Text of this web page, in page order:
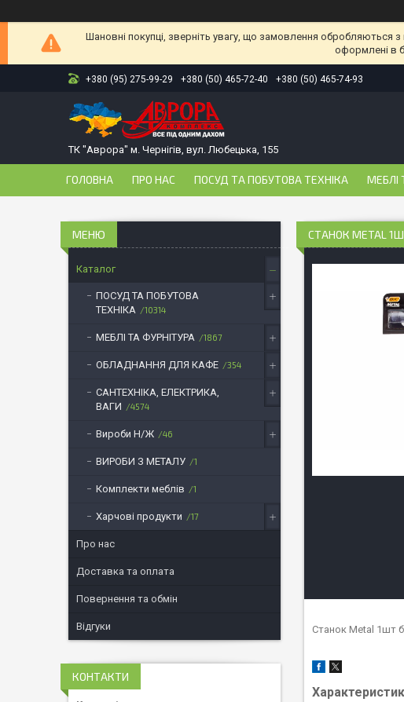
Шановні покупці, зверніть увагу, що замовлення обробляються
оформлені в
+380 (95) 275-99-29 +380 (50) 465-72-40 +380 (50) 465-74-93
ТК "Аврора" м. Чернігів, вул. Любецька, 155
ГОЛОВНА ПРО НАС ПОСУД ТА ПОБУТОВА ТЕХНІКА МЕБЛІ
СТАНОК METAL
Станок Metal 1шт
Каталог
ПОСУД ТА ПОБУТОВА
ТЕХНІКА
10314
МЕБЛІ ТА ФУРНІТУРА 1867
ОБЛАДНАННЯ ДЛЯ КАФЕ 354
САНТЕХНІКА, ЕЛЕКТРИКА,
ВАГИ
4574
Вироби Н/Ж 46
ВИРОБИ З МЕТАЛУ 1
Комплекти меблів 1
Харчові продукти 17
Про нас
Доставка та оплата
Повернення та обмін
Відгуки
КОНТАКТИ